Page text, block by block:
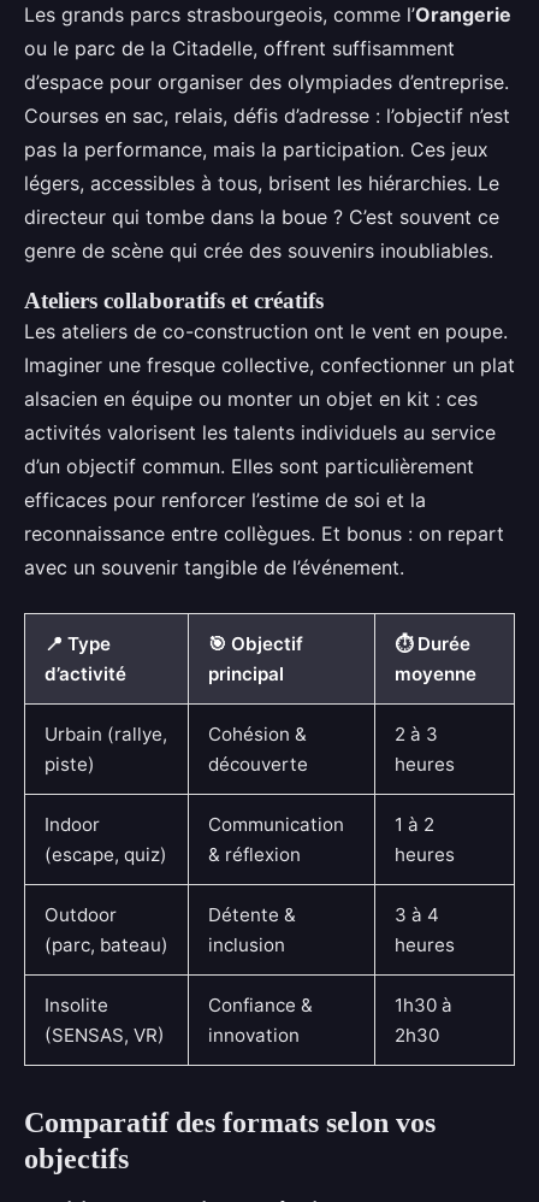
Les grands parcs strasbourgeois, comme l’Orangerie
ou le parc de la Citadelle, offrent suffisamment
d’espace pour organiser des olympiades d’entreprise.
Courses en sac, relais, défis d’adresse : l’objectif n’est
pas la performance, mais la participation. Ces jeux
légers, accessibles à tous, brisent les hiérarchies. Le
directeur qui tombe dans la boue ? C’est souvent ce
genre de scène qui crée des souvenirs inoubliables.
Ateliers collaboratifs et créatifs
Les ateliers de co-construction ont le vent en poupe.
Imaginer une fresque collective, confectionner un plat
alsacien en équipe ou monter un objet en kit : ces
activités valorisent les talents individuels au service
d’un objectif commun. Elles sont particulièrement
efficaces pour renforcer l’estime de soi et la
reconnaissance entre collègues. Et bonus : on repart
avec un souvenir tangible de l’événement.
📍 Type
d’activité
🎯 Objectif
principal
⏱️ Durée
moyenne
Urbain (rallye,
piste)
Cohésion &
découverte
2 à 3
heures
Indoor
(escape, quiz)
Communication
& réflexion
1 à 2
heures
Outdoor
(parc, bateau)
Détente &
inclusion
3 à 4
heures
Insolite
(SENSAS, VR)
Confiance &
innovation
1h30 à
2h30
Comparatif des formats selon vos
objectifs